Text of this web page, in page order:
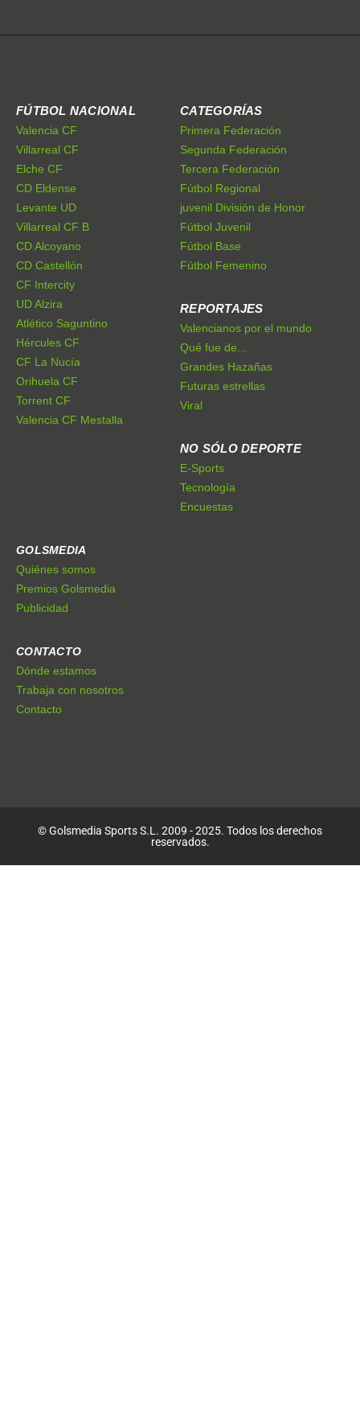
FÚTBOL NACIONAL
Valencia CF
Villarreal CF
Elche CF
CD Eldense
Levante UD
Villarreal CF B
CD Alcoyano
CD Castellón
CF Intercity
UD Alzira
Atlético Saguntino
Hércules CF
CF La Nucía
Orihuela CF
Torrent CF
Valencia CF Mestalla
CATEGORÍAS
Primera Federación
Segunda Federación
Tercera Federación
Fútbol Regional
juvenil División de Honor
Fútbol Juvenil
Fútbol Base
Fútbol Femenino
REPORTAJES
Valencianos por el mundo
Qué fue de...
Grandes Hazañas
Futuras estrellas
Viral
NO SÓLO DEPORTE
E-Sports
Tecnología
Encuestas
GOLSMEDIA
Quiénes somos
Premios Golsmedia
Publicidad
CONTACTO
Dónde estamos
Trabaja con nosotros
Contacto
© Golsmedia Sports S.L. 2009 - 2025. Todos los derechos
reservados.